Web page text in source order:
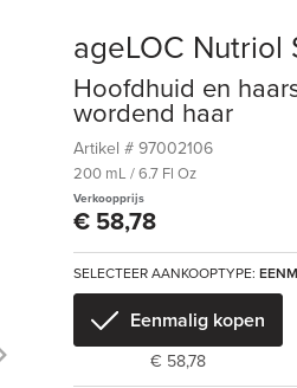
ageLOC Nutriol
Hoofdhuid en
wordend haar
Artikel # 97002106
200 mL / 6.7 Fl Oz
Verkoopprijs
€ 58,78
SELECTEER AANKOOPTYPE:
Eenmalig kopen
€ 58,78